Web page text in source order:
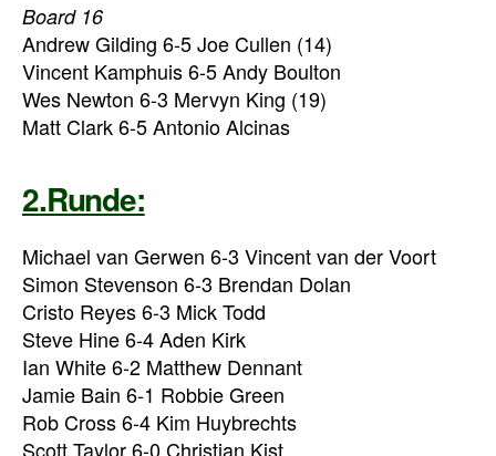
Board 16
Andrew Gilding 6-5 Joe Cullen (14)
Vincent Kamphuis 6-5 Andy Boulton
Wes Newton 6-3 Mervyn King (19)
Matt Clark 6-5 Antonio Alcinas
2.Runde:
Michael van Gerwen 6-3 Vincent van der Voort
Simon Stevenson 6-3 Brendan Dolan
Cristo Reyes 6-3 Mick Todd
Steve Hine 6-4 Aden Kirk
Ian White 6-2 Matthew Dennant
Jamie Bain 6-1 Robbie Green
Rob Cross 6-4 Kim Huybrechts
Scott Taylor 6-0 Christian Kist